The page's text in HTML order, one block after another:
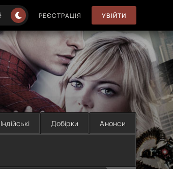
РЕЄСТРАЦІЯ УВІЙТИ
Індійські Добірки Анонси